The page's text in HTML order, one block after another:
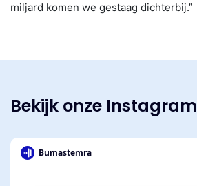
miljard komen we gestaag dichterbij.”
Bekijk onze Instagram
Bumastemra